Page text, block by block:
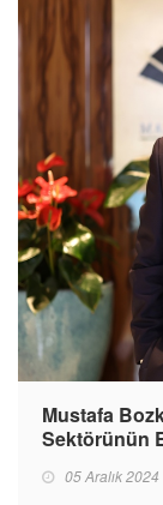
Mustafa
Sektörünün
05 Aralık 2024